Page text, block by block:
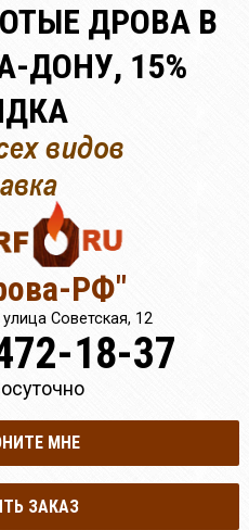
ДРОВА В
ДОНУ, 15%
РФ"
Советская, 12
18-37
МНЕ
ЗАКАЗ